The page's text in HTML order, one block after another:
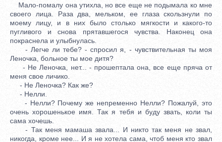
Мало-помалу она утихла, но все еще не подымала ко мне
своего лица. Раза два, мельком, ее глаза скользнули по
моему лицу, и в них было столько мягкости и какого-то
пугливого и снова прятавшегося чувства. Наконец она
покраснела и улыбнулась.
- Легче ли тебе? - спросил я, - чувствительная ты моя
Леночка, больное ты мое дитя?
- Не Леночка, нет... - прошептала она, все еще пряча от
меня свое личико.
- Не Леночка? Как же?
- Нелли.
- Нелли? Почему же непременно Нелли? Пожалуй, это
очень хорошенькое имя. Так я тебя и буду звать, коли ты
сама хочешь.
- Так меня мамаша звала... И никто так меня не звал,
никогда, кроме нее... И я не хотела сама, чтоб меня кто звал